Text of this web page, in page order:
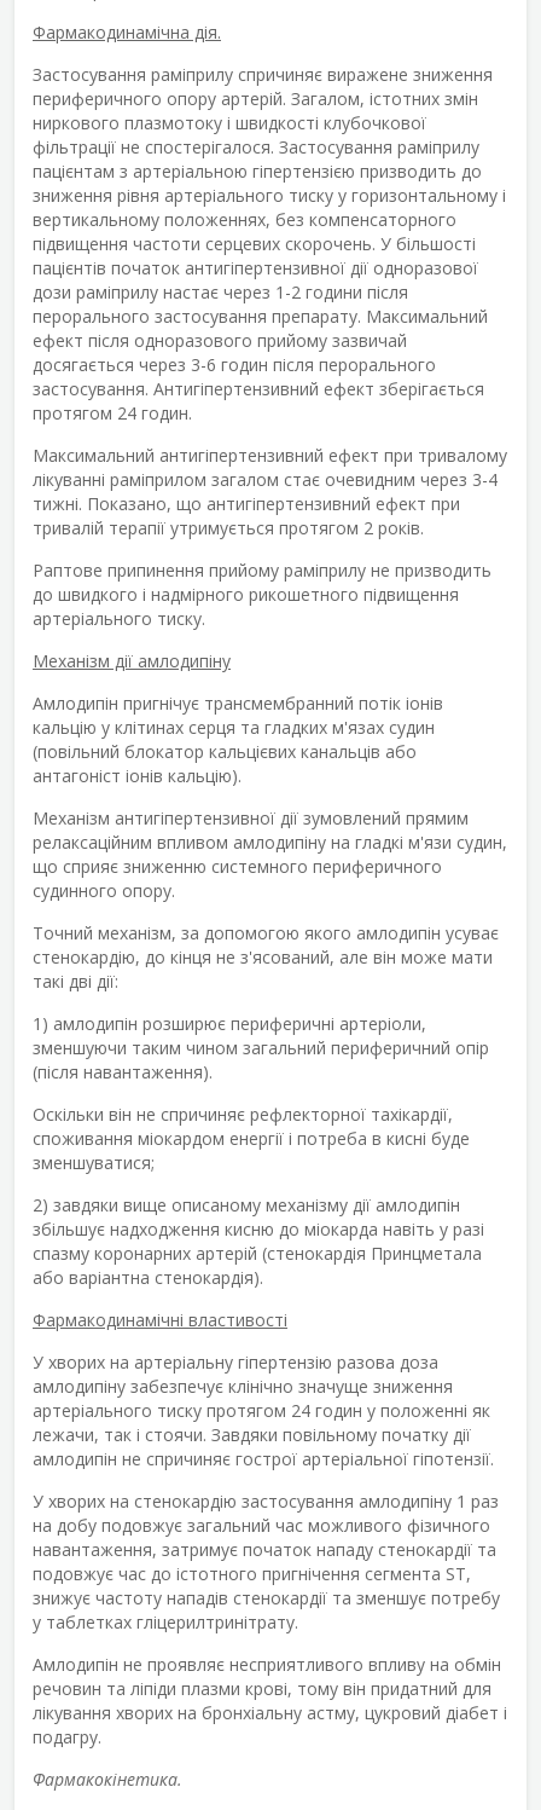
Фармакодинамічна дія.
Застосування раміприлу спричиняє виражене зниження
периферичного опору артерій. Загалом, істотних змін
ниркового плазмотоку і швидкості клубочкової
фільтрації не спостерігалося. Застосування раміприлу
пацієнтам з артеріальною гіпертензією призводить до
зниження рівня артеріального тиску у горизонтальному і
вертикальному положеннях, без компенсаторного
підвищення частоти серцевих скорочень. У більшості
пацієнтів початок антигіпертензивної дії одноразової
дози раміприлу настає через 1-2 години після
перорального застосування препарату. Максимальний
ефект після одноразового прийому зазвичай
досягається через 3-6 годин після перорального
застосування. Антигіпертензивний ефект зберігається
протягом 24 годин.
Максимальний антигіпертензивний ефект при тривалому
лікуванні раміприлом загалом стає очевидним через 3-4
тижні. Показано, що антигіпертензивний ефект при
тривалій терапії утримується протягом 2 років.
Раптове припинення прийому раміприлу не призводить
до швидкого і надмірного рикошетного підвищення
артеріального тиску.
Механізм дії амлодипіну
Амлодипін пригнічує трансмембранний потік іонів
кальцію у клітинах серця та гладких м'язах судин
(повільний блокатор кальцієвих канальців або
антагоніст іонів кальцію).
Механізм антигіпертензивної дії зумовлений прямим
релаксаційним впливом амлодипіну на гладкі м'язи судин,
що сприяє зниженню системного периферичного
судинного опору.
Точний механізм, за допомогою якого амлодипін усуває
стенокардію, до кінця не з'ясований, але він може мати
такі дві дії:
1) амлодипін розширює периферичні артеріоли,
зменшуючи таким чином загальний периферичний опір
(після навантаження).
Оскільки він не спричиняє рефлекторної тахікардії,
споживання міокардом енергії і потреба в кисні буде
зменшуватися;
2) завдяки вище описаному механізму дії амлодипін
збільшує надходження кисню до міокарда навіть у разі
спазму коронарних артерій (стенокардія Принцметала
або варіантна стенокардія).
Фармакодинамічні властивості
У хворих на артеріальну гіпертензію разова доза
амлодипіну забезпечує клінічно значуще зниження
артеріального тиску протягом 24 годин у положенні як
лежачи, так і стоячи. Завдяки повільному початку дії
амлодипін не спричиняє гострої артеріальної гіпотензії.
У хворих на стенокардію застосування амлодипіну 1 раз
на добу подовжує загальний час можливого фізичного
навантаження, затримує початок нападу стенокардії та
подовжує час до істотного пригнічення сегмента ST,
знижує частоту нападів стенокардії та зменшує потребу
у таблетках гліцерилтринітрату.
Амлодипін не проявляє несприятливого впливу на обмін
речовин та ліпіди плазми крові, тому він придатний для
лікування хворих на бронхіальну астму, цукровий діабет і
подагру.
Фармакокінетика.